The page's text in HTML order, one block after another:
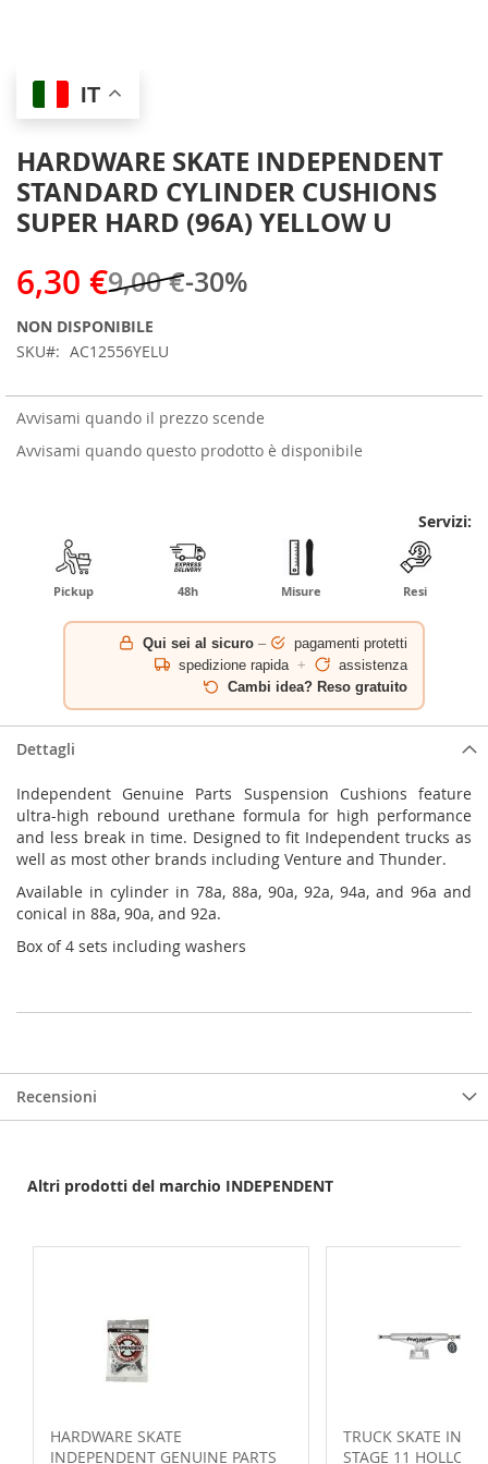
IT
HARDWARE SKATE INDEPENDENT
STANDARD CYLINDER CUSHIONS
SUPER HARD (96A) YELLOW U
6,30 €9,00 €-30%
NON DISPONIBILE
SKU
AC12556YELU
Avvisami quando il prezzo scende
Avvisami quando questo prodotto è disponibile
Servizi:
Pickup 48h Misure Resi
Qui sei al sicuro –
pagamenti protetti
spedizione rapida +
assistenza
Cambi idea? Reso gratuito
Skip
the
of
the
images
gallery
Dettagli
Independent Genuine Parts Suspension Cushions feature
ultra-high rebound urethane formula for high performance
and less break in time. Designed to fit Independent trucks as
well as most other brands including Venture and Thunder.
Available in cylinder in 78a, 88a, 90a, 92a, 94a, and 96a and
conical in 88a, 90a, and 92a.
Box of 4 sets including washers
Recensioni
Altri prodotti del marchio INDEPENDENT
HARDWARE SKATE
INDEPENDENT GENUINE PARTS
TRUCK SKATE
STAGE 11 HOLLOW